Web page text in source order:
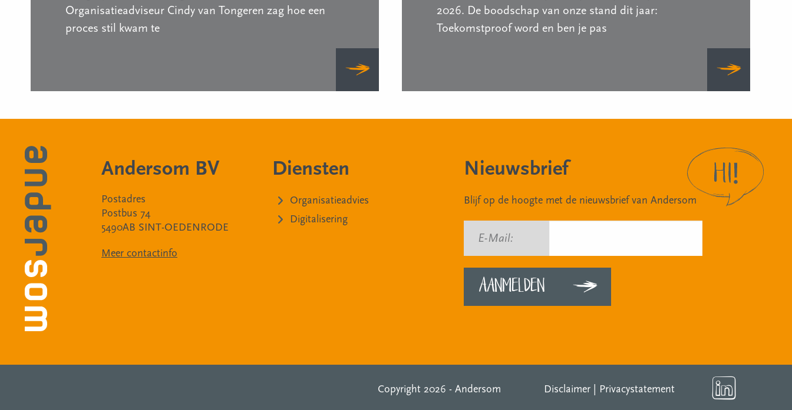
Organisatieadviseur Cindy van Tongeren zag hoe een
proces stil kwam te
2026. De boodschap van onze stand dit jaar:
Toekomstproof word en ben je pas
Andersom BV
Postadres
Postbus 74
5490AB SINT-OEDENRODE
Meer contactinfo
Diensten
Organisatieadvies
Digitalisering
Nieuwsbrief
Blijf op de hoogte met de nieuwsbrief van Andersom
E-Mail:
Copyright 2026 - Andersom Disclaimer Privacystatement